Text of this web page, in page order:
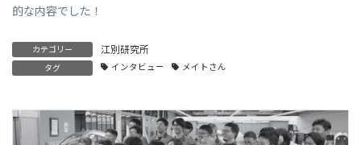
的な内容でした！
カテゴリー 江別研究所
タグ インタビュー メイトさん